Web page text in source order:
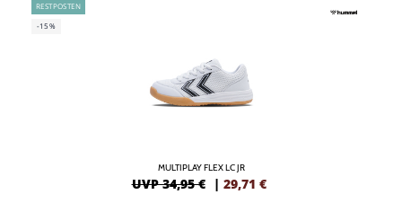
RESTPOSTEN
-15%
MULTIPLAY FLEX LC JR
UVP 34,95 € | 29,71 €